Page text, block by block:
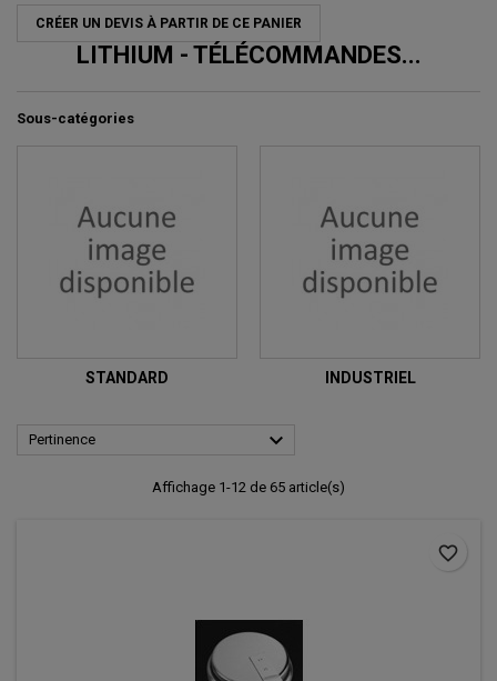
CRÉER UN DEVIS À PARTIR DE CE PANIER
LITHIUM - TÉLÉCOMMANDES...
Sous-catégories
STANDARD INDUSTRIEL
Pertinence 
Affichage 1-12 de 65 article(s)
favorite_border